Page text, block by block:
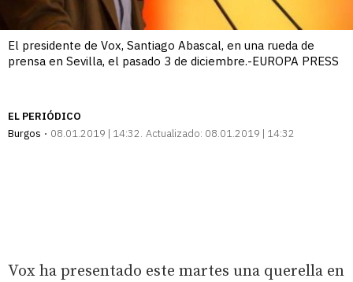
El presidente de Vox, Santiago Abascal, en una rueda de
prensa en Sevilla, el pasado 3 de diciembre.-EUROPA PRESS
EL PERIÓDICO
Burgos
08.01.2019 | 14:32 Actualizado: 08.01.2019 | 14:32
Vox ha presentado este martes una querella en